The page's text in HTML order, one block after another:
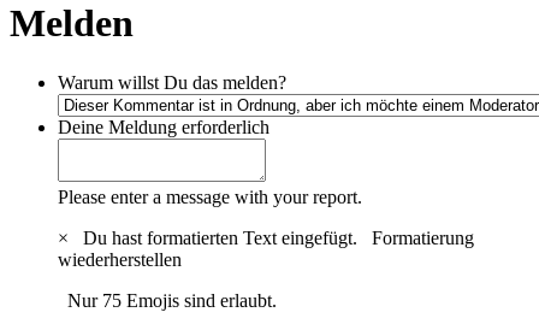
Melden
Warum willst Du das melden?
Deine Meldung erforderlich
Please enter a message with your report.
×
Du hast formatierten Text eingefügt. Formatierung
wiederherstellen
Nur 75 Emojis sind erlaubt.